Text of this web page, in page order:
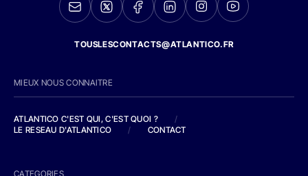
TOUSLESCONTACTS@ATLANTICO.FR
MIEUX NOUS CONNAITRE
ATLANTICO C'EST QUI, C'EST QUOI ?
/
LE RESEAU D'ATLANTICO
/ CONTACT
CATEGORIES